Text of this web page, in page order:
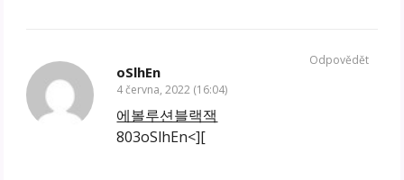
oSlhEn
4 června, 2022 (16:04)
에볼루션블랙잭
803oSlhEn<][
Odpovědět